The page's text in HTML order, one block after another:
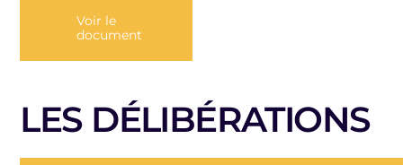
Voir le
document
LES DÉLIBÉRATIONS